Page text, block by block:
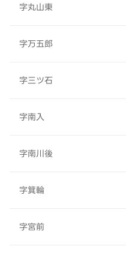
字丸山東
字万五郎
字三ツ石
字南入
字南川後
字箕輪
字宮前